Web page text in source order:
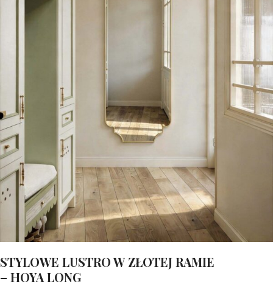
STYLOWE LUSTRO W ZŁOTEJ RAMIE
– HOYA LONG